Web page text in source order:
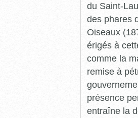
du Saint-
des phares
Oiseaux
érigés à
comme la
remise à
présence
entraîne la